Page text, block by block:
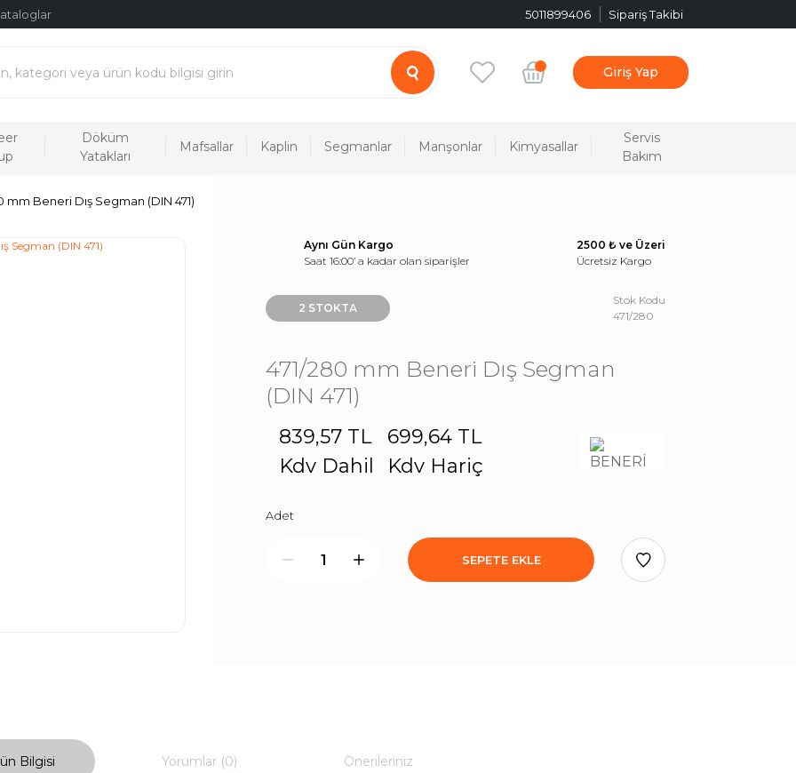
5011899406 Sipariş Takibi
Giriş Yap
Döküm
Yatakları
Mafsallar Kaplin Segmanlar Manşonlar Kimyasallar
Servis
Bakım
mm Beneri Dış Segman (DIN 471)
Aynı Gün Kargo
Saat 16:00’ a kadar olan siparişler
2500 ₺ ve Üzeri
Ücretsiz Kargo
2 STOKTA
Stok Kodu
471/280
471/280 mm Beneri Dış Segman
(DIN 471)
839,57 TL
Kdv Dahil
699,64 TL
Kdv Hariç
Adet
SEPETE EKLE
Bilgisi Yorumlar (0) Önerileriniz